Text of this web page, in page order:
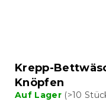
Krepp-
Knöpfen
Auf Lager (>10